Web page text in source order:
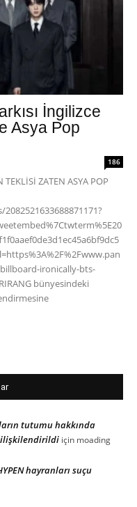
İngilizce
Asya Pop
186
ZATEN ASYA POP
ironically-bts-
bünyesindeki
tutumu hakkında
ilişkilendirildi için moading
hayranları suçu